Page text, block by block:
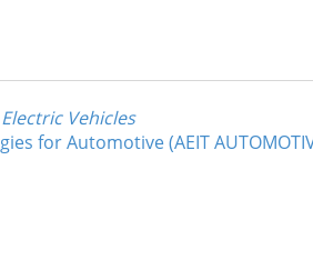
Vehicles
for Automotive (AEIT